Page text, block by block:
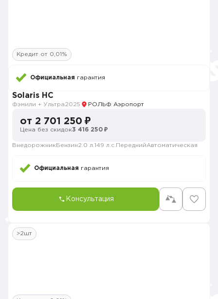
Кредит от 0,01%
Официальная гарантия
Solaris HC
Фэмили + Ультра2025 РОЛЬФ Аэропорт
от 2 701 250 ₽
Цена без скидок3 416 250 ₽
Внедорожник Бензин2.0 л. 149 л.с. ПереднийАвтоматическая
Официальная гарантия
Консультация
>2шт